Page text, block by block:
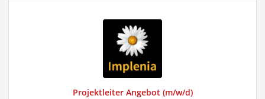
Projektleiter Angebot (m/w/d)